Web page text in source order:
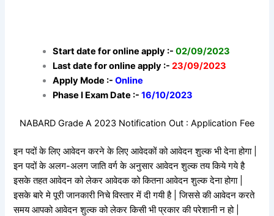
Start date for online apply :-02/09/2023
Last date for online apply :- 23/09/2023
Apply Mode :-Online
Phase I Exam Date :- 16/10/2023
NABARD Grade A 2023 Notification Out : Application Fee
इन पदों के लिए आवेदन करने के लिए आवेदकों को आवेदन शुल्क भी देना होगा |
इन पदों के अलग-अलग जाति वर्ग के अनुसार आवेदन शुल्क तय किये गये है
इसके तहत आवेदन को लेकर आवेदक को कितना आवेदन शुल्क देना होगा |
इसके बारे मे पूरी जानकारी निचे विस्तार में दी गयी है | जिससे की आवेदन करते
समय आपको आवेदन शुल्क को लेकर किसी भी प्रकार की परेशानी न हो |